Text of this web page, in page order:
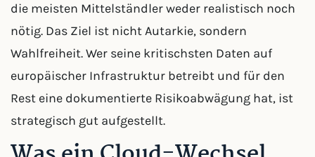
die meisten Mittelständler weder realistisch noch
nötig. Das Ziel ist nicht Autarkie, sondern
Wahlfreiheit. Wer seine kritischsten Daten auf
europäischer Infrastruktur betreibt und für den
Rest eine dokumentierte Risikoabwägung hat, ist
strategisch gut aufgestellt.